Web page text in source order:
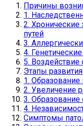
Причины
1.
2.
путей
3.
4.
5.
Этапы развития
1.
2. Увеличение
3.
4.
Симптомы